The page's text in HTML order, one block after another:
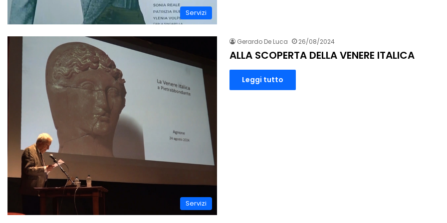
Servizi
Servizi
Gerardo De Luca 26/08/2024
ALLA SCOPERTA DELLA VENERE ITALICA
Leggi tutto